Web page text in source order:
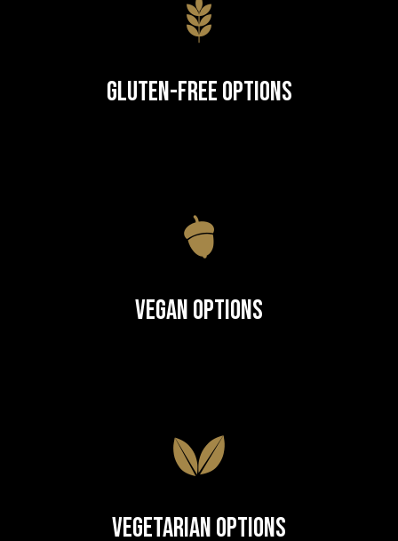
Gluten-Free Options
Vegan Options
Vegetarian Options